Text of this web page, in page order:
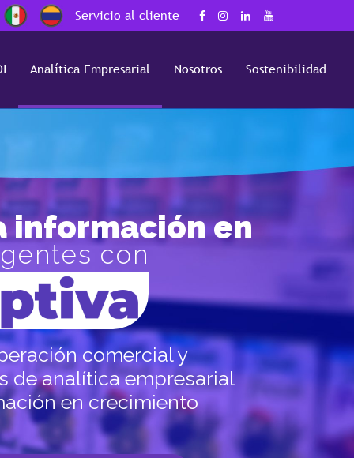
Servicio al cliente
Analítica Empresarial Nosotros Sostenibilidad
información en
con
comercial y
de analítica empresarial
en crecimiento